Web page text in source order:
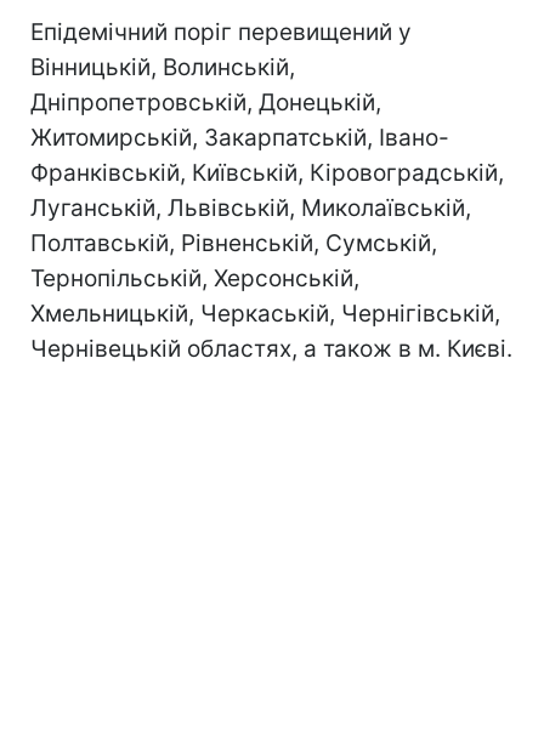
Епідемічний поріг перевищений у
Вінницькій, Волинській,
Дніпропетровській, Донецькій,
Житомирській, Закарпатській, Івано-
Франківській, Київській, Кіровоградській,
Луганській, Львівській, Миколаївській,
Полтавській, Рівненській, Сумській,
Тернопільській, Херсонській,
Хмельницькій, Черкаській, Чернігівській,
Чернівецькій областях, а також в м. Києві.